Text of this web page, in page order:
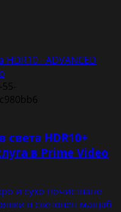
HDR10+ ADVANCED
света HDR10+
в Prime Video
и сухо почистване
в световен мащаб